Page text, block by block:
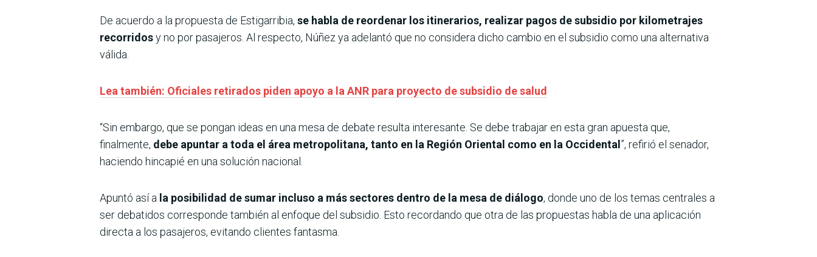
De acuerdo a la propuesta de Estigarribia, se habla de reordenar los itinerarios, realizar pagos de subsidio por kilometrajes
recorridosy no por pasajeros. Al respecto, Núñez ya adelantó que no considera dicho cambio en el subsidio como una alternativa
válida.
Lea también: Oficiales retirados piden apoyo a la ANR para proyecto de subsidio de salud
“Sin embargo, que se pongan ideas en una mesa de debate resulta interesante. Se debe trabajar en esta gran apuesta que,
finalmente, debe apuntar a toda el área metropolitana, tanto en la Región Oriental como en la Occidental ”, refirió el senador,
haciendo hincapié en una solución nacional.
Apuntó así a la posibilidad de sumar incluso a más sectores dentro de la mesa de diálogo, donde uno de los temas centrales a
ser debatidos corresponde también al enfoque del subsidio. Esto recordando que otra de las propuestas habla de una aplicación
directa a los pasajeros, evitando clientes fantasma.